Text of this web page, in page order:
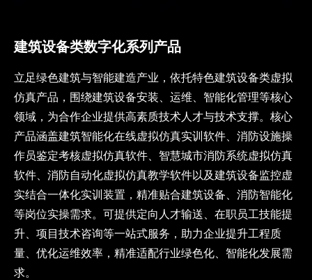
为数
字教
育提
供沉
浸式
教学
解决
方
案，
助力
教育
数字
化转
型与
智能
化升
建筑设备类数字化系列产品
立足绿色建筑与智能建造产业，依托特色建筑设备类虚拟
仿真产品，围绕建筑设备安装、运维、智能化管理等核心
领域，为合作企业提供高素质技术人才与技术支撑。核心
产品涵盖建筑智能化在线虚拟仿真实训软件、消防设施操
作员鉴定考核虚拟仿真软件、智慧城市消防系统虚拟仿真
软件、消防自动化虚拟仿真教学软件以及建筑设备监控虚
实结合一体化实训装置，精准贴合建筑设备、消防智能化
等岗位实操需求。可提供定向人才输送、在职员工技能提
升、项目技术咨询等一站式服务，助力企业提升工程质
量、优化运维效率，精准适配行业绿色化、智能化发展需
求。